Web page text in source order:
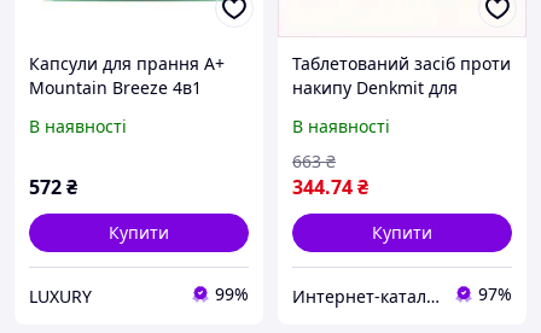
Капсули для прання A+
Mountain Breeze 4в1
ароматизовані 38 шт
В наявності
572₴
Купити
LUXURY 99%
Таблетований засіб проти
накипу Denkmit для
77236HP04E
В наявності
344.74₴
663 ₴
Купити
Интернет-катал​ог ск​​​​ид​​ок "OBNOVKA" 97%